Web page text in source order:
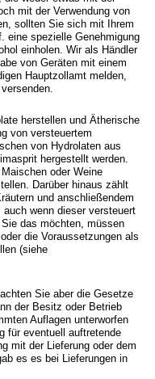
mit der Verwendung von
sollten Sie sich mit Ihrem
eine spezielle Genehmigung
einholen. Wir als Händler
von Geräten mit einem
Hauptzollamt melden,
herstellen und Ätherische
von versteuertem
von Hydrolaten aus
hergestellt werden.
oder Weine
Darüber hinaus zählt
und anschließendem
wenn dieser versteuert
das möchten, müssen
die Voraussetzungen als
(siehe
Sie aber die Gesetze
der Besitz oder Betrieb
Auflagen unterworfen
für eventuell auftretende
mit der Lieferung oder dem
es es bei Lieferungen in